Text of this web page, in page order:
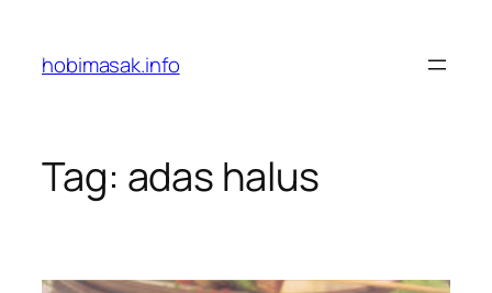
content
hobimasak.info
Tag: adas halus